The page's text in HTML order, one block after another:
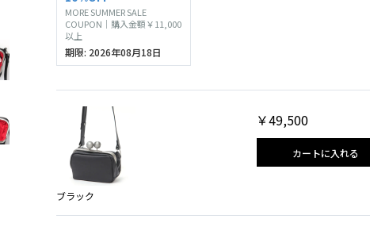
MORE SUMMER SALE
COUPON｜購入金額￥11,000
以上
期限: 2026年08月18日
ブラック
￥49,500
カートに入れる